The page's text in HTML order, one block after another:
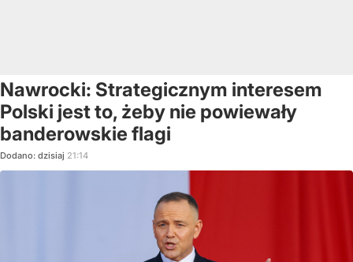
Nawrocki: Strategicznym interesem
Polski jest to, żeby nie powiewały
banderowskie flagi
Dodano: dzisiaj 21:14